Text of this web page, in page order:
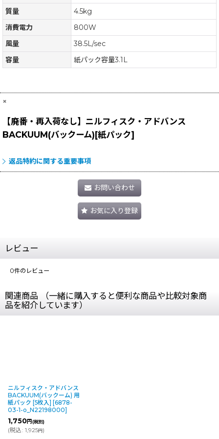
質量
4.5kg
消費電力
800W
風量
38.5L/sec
容量
紙パック容量3.1L
×
【廃番・再入荷なし】ニルフィスク・アドバンス
BACKUUM(バックーム)[紙パック]
返品特約に関する重要事項
お問い合わせ
お気に入り登録
レビュー
0件のレビュー
関連商品 （一緒に購入すると便利な商品や比較対象商
品を紹介しています）
ニルフィスク・アドバンス
BACKUUM(バックーム) 用
紙パック [5枚入] [6878-
03-1-o_N22198000]
1,750円(税別)
(税込: 1,925円)